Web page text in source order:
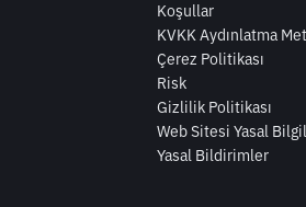
Koşullar
KVKK Aydınlatma
Çerez Politikası
Risk
Gizlilik Politikası
Web Sitesi Yasal
Yasal Bildirimler